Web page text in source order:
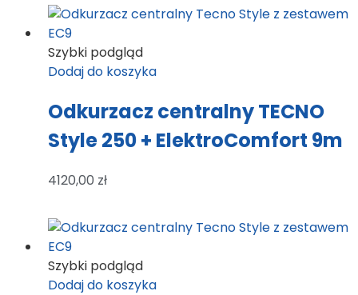
Szybki podgląd
Dodaj do koszyka
Odkurzacz centralny TECNO
Style 250 + ElektroComfort 9m
4120,00 zł
Szybki podgląd
Dodaj do koszyka